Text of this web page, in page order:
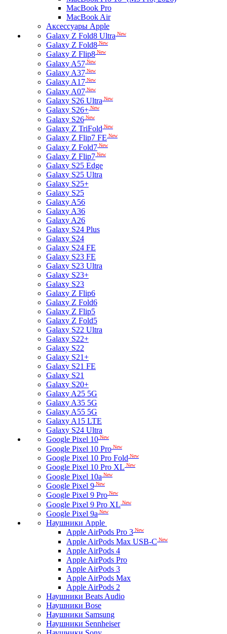
MacBook Pro
MacBook Air
Аксессуары Apple
Galaxy Z Fold8 Ultra New
Galaxy Z Fold8 New
Galaxy Z Flip8 New
Galaxy A57 New
Galaxy A37 New
Galaxy A17 New
Galaxy A07 New
Galaxy S26 Ultra New
Galaxy S26+ New
Galaxy S26 New
Galaxy Z TriFold New
Galaxy Z Flip7 FE New
Galaxy Z Fold7 New
Galaxy Z Flip7 New
Galaxy S25 Edge
Galaxy S25 Ultra
Galaxy S25+
Galaxy S25
Galaxy A56
Galaxy A36
Galaxy A26
Galaxy S24 Plus
Galaxy S24
Galaxy S24 FE
Galaxy S23 FE
Galaxy S23 Ultra
Galaxy S23+
Galaxy S23
Galaxy Z Flip6
Galaxy Z Fold6
Galaxy Z Flip5
Galaxy Z Fold5
Galaxy S22 Ultra
Galaxy S22+
Galaxy S22
Galaxy S21+
Galaxy S21 FE
Galaxy S21
Galaxy S20+
Galaxy A25 5G
Galaxy A35 5G
Galaxy A55 5G
Galaxy A15 LTE
Galaxy S24 Ultra
Google Pixel 10 New
Google Pixel 10 Pro New
Google Pixel 10 Pro Fold New
Google Pixel 10 Pro XL New
Google Pixel 10a New
Google Pixel 9 New
Google Pixel 9 Pro New
Google Pixel 9 Pro XL New
Google Pixel 9a New
Наушники Apple
Apple AirPods Pro 3 New
Apple AirPods Max USB-C New
Apple AirPods 4
Apple AirPods Pro
Apple AirPods 3
Apple AirPods Max
Apple AirPods 2
Наушники Beats Audio
Наушники Bose
Наушники Samsung
Наушники Sennheiser